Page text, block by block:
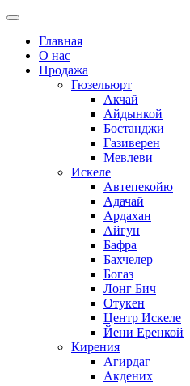
Главная
О нас
Продажа
Гюзельюрт
Акчай
Айдынкой
Бостанджи
Газиверен
Мевлеви
Искеле
Автепекойю
Адачай
Ардахан
Айгун
Бафра
Бахчелер
Богаз
Лонг Бич
Отукен
Центр Искеле
Йени Еренкой
Кирения
Агирдаг
Акдених